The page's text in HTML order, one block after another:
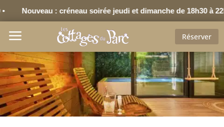
: créneau soirée jeudi et dimanche de 18h30 à 22h30 •
a Réserver